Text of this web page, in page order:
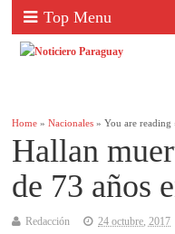
Top Menu
Home »Nacionales » You are reading
Hallan
de 73 años
Redacción 24 octubre, 2017